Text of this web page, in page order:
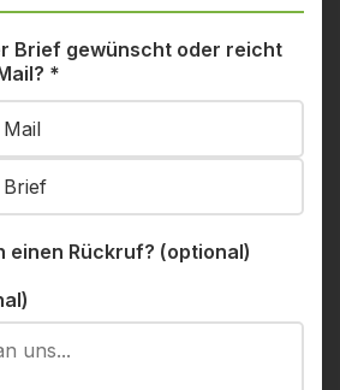
Brief gewünscht oder reicht
*
einen Rückruf? (optional)